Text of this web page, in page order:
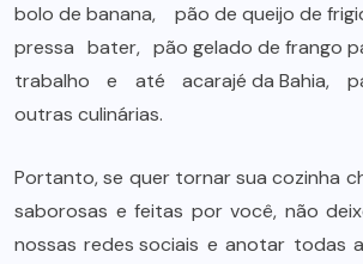
bolo de banana, pão de queijo de
pressa bater, pão gelado de frango
trabalho e atéacarajé da Bahia,
outras culinárias.
Portanto, se quer tornar sua cozinha
saborosas e feitas por você, não
nossasredes sociais e anotar todas